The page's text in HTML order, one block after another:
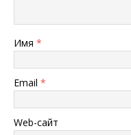
Имя *
Email *
Web-сайт